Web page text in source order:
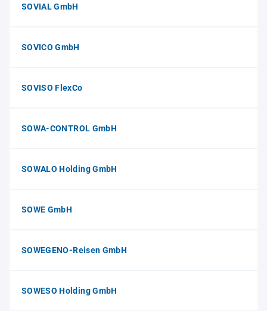
SOVIAL GmbH
SOVICO GmbH
SOVISO FlexCo
SOWA-CONTROL GmbH
SOWALO Holding GmbH
SOWE GmbH
SOWEGENO-Reisen GmbH
SOWESO Holding GmbH